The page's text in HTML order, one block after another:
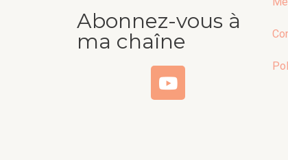
Abonnez-vous à
ma chaîne